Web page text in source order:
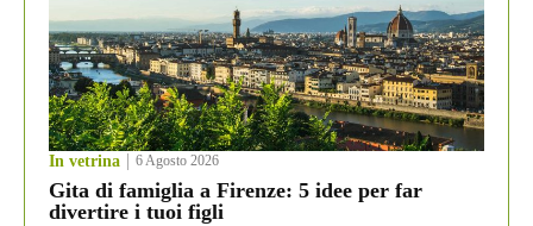
In vetrina 6 Agosto 2026
Gita di famiglia a Firenze: 5 idee per far
divertire i tuoi figli